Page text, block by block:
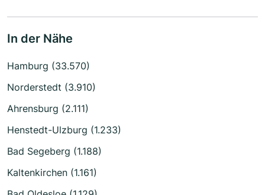
In der Nähe
Hamburg (33.570)
Norderstedt (3.910)
Ahrensburg (2.111)
Henstedt-Ulzburg (1.233)
Bad Segeberg (1.188)
Kaltenkirchen (1.161)